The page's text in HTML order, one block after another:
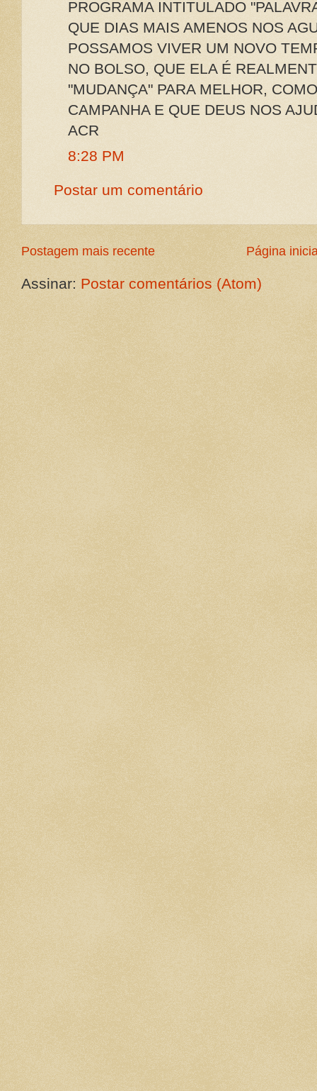
PROGRAMA INTITULADO
QUE DIAS MAIS AMENOS NOS
POSSAMOS VIVER UM NOVO
NO BOLSO, QUE ELA É
"MUDANÇA" PARA MELHOR,
CAMPANHA E QUE DEUS NOS
ACR
8:28 PM
Postar um comentário
Postagem mais recente Página
Assinar: Postar comentários (Atom)